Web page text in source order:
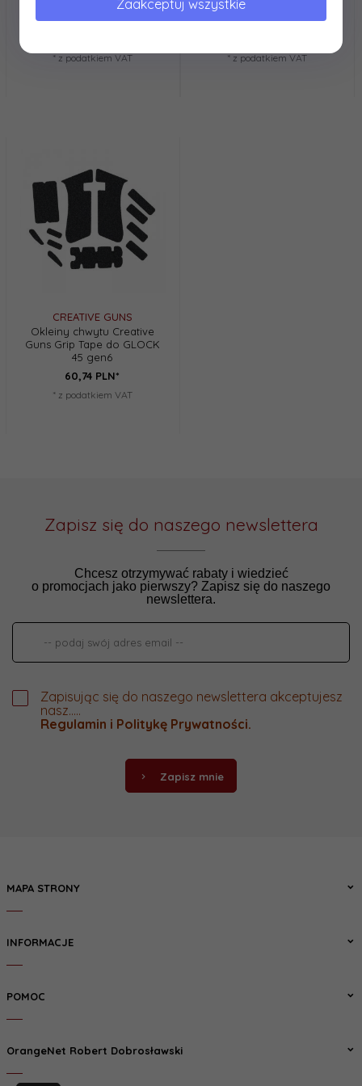
Guns Grip Tape do GLOCK
19 gen6
* z podatkiem VAT
Guns Grip Tape do GLOCK
43x
* z podatkiem VAT
CREATIVE GUNS
Okleiny chwytu Creative
Guns Grip Tape do GLOCK
45 gen6
60,74 PLN*
* z podatkiem VAT
Zapisz się do naszego newslettera
Chcesz otrzymywać rabaty i wiedzieć
o promocjach jako pierwszy? Zapisz się do naszego
newslettera.
Zapisując się do naszego newslettera akceptujesz
nasz.....
Regulamin i Politykę Prywatności.
Zapisz mnie
MAPA STRONY
INFORMACJE
POMOC
OrangeNet Robert Dobrosławski
Zaakceptuj wszystkie